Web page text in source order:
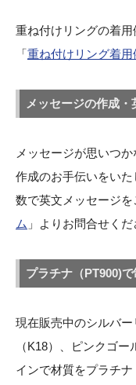
重ね付けリングの着用
「重ね付けリング着用
メッセージの作成・
メッセージが思いつ
作成のお手伝いをい
数で英文メッセージ
ム 」よりお問合せくだ
プラチナ（PT900)
現在販売中のシルバ
（K18）、ピンクゴ
インで材質をプラチ